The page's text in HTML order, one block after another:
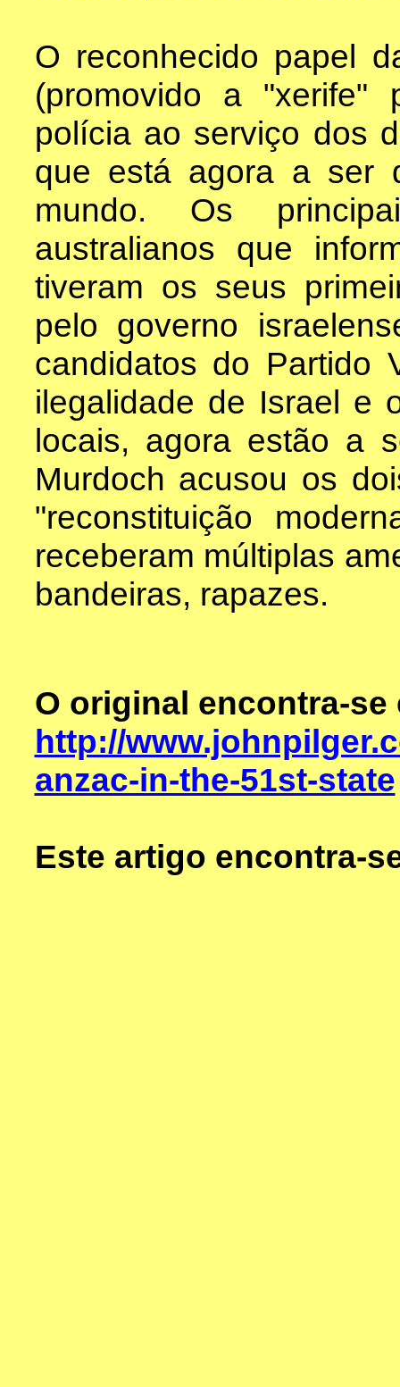
O reconhecido papel
(promovido a
polícia ao serviço dos
que está agora a ser
mundo. Os
australianos que
tiveram os seus
pelo governo
candidatos do Partido
ilegalidade de Israel e
locais, agora estão a
Murdoch acusou os
"reconstituição
receberam múltiplas
bandeiras, rapazes.
O original encontra-se
http://
anzac-in-the-51st-state
Este artigo encontra-